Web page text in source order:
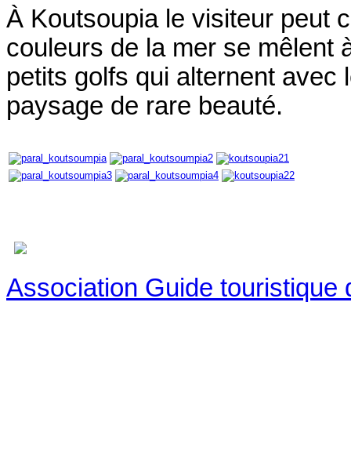
À Koutsoupia le visiteur peut
couleurs de la mer se mêlent
petits golfs qui alternent
paysage de rare beauté.
Association Guide touristique